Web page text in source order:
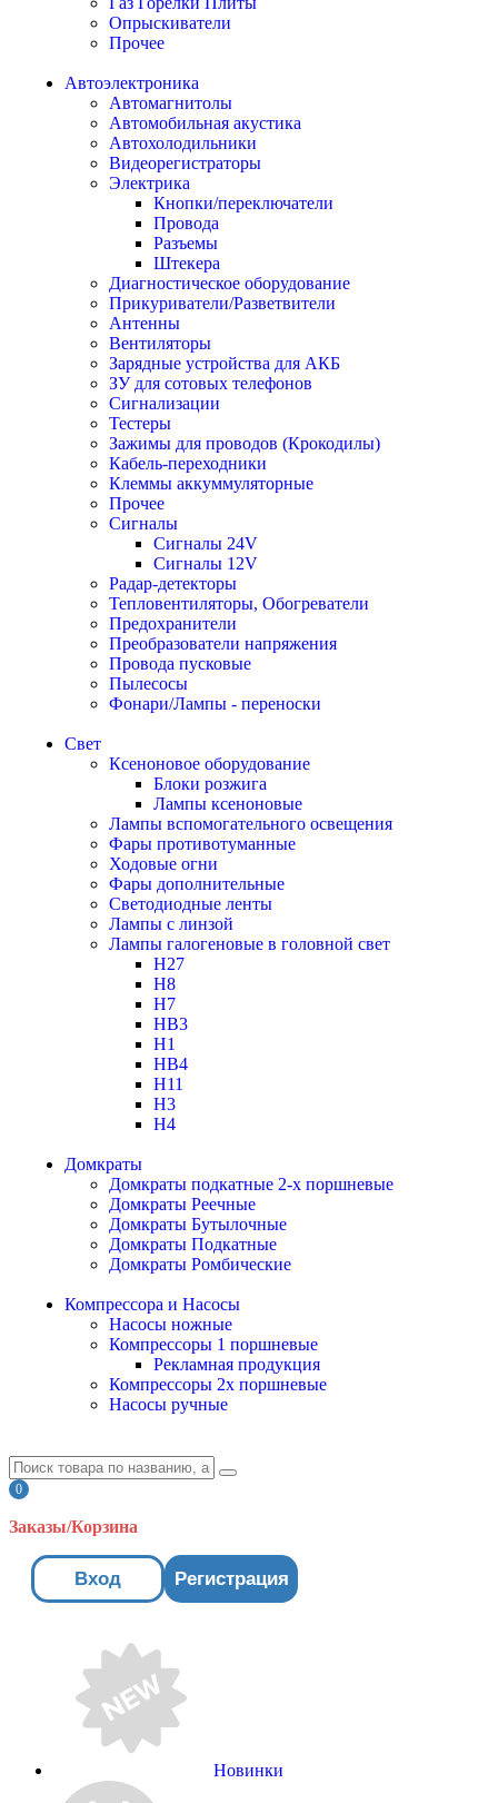
Опрыскиватели
Прочее
Автоэлектроника
Автомагнитолы
Автомобильная акустика
Автохолодильники
Видеорегистраторы
Электрика
Кнопки/переключатели
Провода
Разъемы
Штекера
Диагностическое оборудование
Прикуриватели/Разветвители
Антенны
Вентиляторы
Зарядные устройства для АКБ
ЗУ для сотовых телефонов
Сигнализации
Тестеры
Зажимы для проводов (Крокодилы)
Кабель-переходники
Клеммы аккуммуляторные
Прочее
Сигналы
Сигналы 24V
Сигналы 12V
Радар-детекторы
Тепловентиляторы, Обогреватели
Предохранители
Преобразователи напряжения
Провода пусковые
Пылесосы
Фонари/Лампы - переноски
Свет
Ксеноновое оборудование
Блоки розжига
Лампы ксеноновые
Лампы вспомогательного освещения
Фары противотуманные
Ходовые огни
Фары дополнительные
Светодиодные ленты
Лампы с линзой
Лампы галогеновые в головной свет
H27
H8
H7
HB3
H1
HB4
H11
H3
H4
Домкраты
Домкраты подкатные 2-х поршневые
Домкраты Реечные
Домкраты Бутылочные
Домкраты Подкатные
Домкраты Ромбические
Компрессора и Насосы
Насосы ножные
Компрессоры 1 поршневые
Рекламная продукция
Компрессоры 2х поршневые
Насосы ручные
0
Заказы/Корзина
Вход Регистрация
Новинки